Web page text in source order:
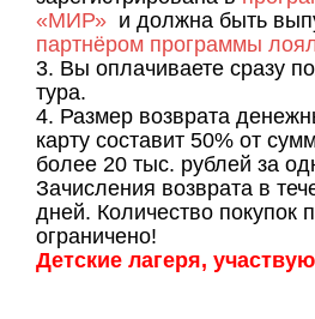
«МИР» и должна быть
партнёром программы
3. Вы оплачиваете сразу
тура.
4. Размер возврата
карту составит 50% от
более 20 тыс. рублей за
Зачисления возврата в
дней. Количество покупок
ограничено!
Детские лагеря,